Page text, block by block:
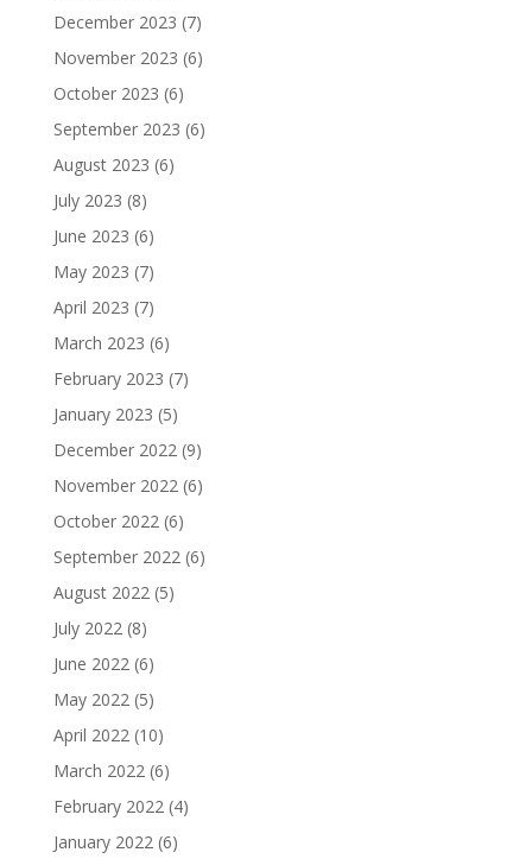
December 2023 (7)
November 2023 (6)
October 2023 (6)
September 2023 (6)
August 2023 (6)
July 2023 (8)
June 2023 (6)
May 2023 (7)
April 2023 (7)
March 2023 (6)
February 2023 (7)
January 2023 (5)
December 2022(9)
November 2022(6)
October 2022(6)
September 2022(6)
August 2022(5)
July 2022(8)
June 2022(6)
May 2022(5)
April 2022(10)
March 2022(6)
February 2022(4)
January 2022(6)